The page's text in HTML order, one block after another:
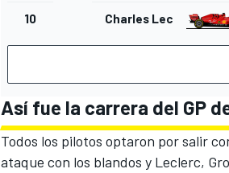
10 Charles Leclerc
Así fue la carrera del GP
Todos los pilotos optaron por salir
ataque con los blandos y Leclerc,